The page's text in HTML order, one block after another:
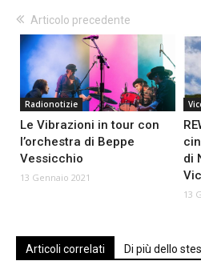
Articolo precedente
Radionotizie
Le Vibrazioni in tour con
l’orchestra di Beppe
Vessicchio
13 Gennaio 2021
di
13
Articoli correlati Di più dello